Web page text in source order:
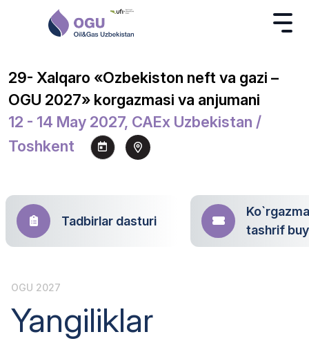
29- Xalqaro «Ozbekiston neft va gazi –
OGU 2027» korgazmasi va anjumani
12 - 14 May 2027, CAEx Uzbekistan /
Toshkent
Tadbirlar dasturi
tashrif
OGU 2027
Yangiliklar